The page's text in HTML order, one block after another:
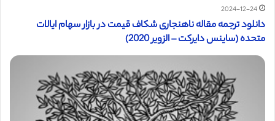
2024-12-24
دانلود ترجمه مقاله ناهنجاری شکاف قیمت در بازار سهام ایالات
متحده (ساینس دایرکت – الزویر 2020)